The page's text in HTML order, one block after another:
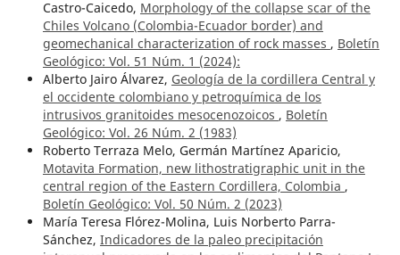
Castro-Caicedo, Morphology of the collapse scar of the
Chiles Volcano (Colombia-Ecuador border) and
geomechanical characterization of rock masses , Boletín
Geológico: Vol. 51 Núm. 1 (2024):
Alberto Jairo Álvarez, Geología de la cordillera Central y
el occidente colombiano y petroquímica de los
intrusivos granitoides mesocenozoicos , Boletín
Geológico: Vol. 26 Núm. 2 (1983)
Roberto Terraza Melo, Germán Martínez Aparicio,
Motavita Formation, new lithostratigraphic unit in the
central region of the Eastern Cordillera, Colombia ,
Boletín Geológico: Vol. 50 Núm. 2 (2023)
María Teresa Flórez-Molina, Luis Norberto Parra-
Sánchez, Indicadores de la paleo precipitación